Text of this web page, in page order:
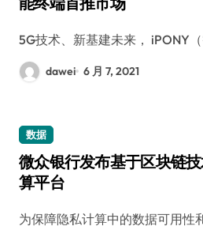
5G技术、新基建未来， iPONY
dawei 6 月 7, 2021
数据
微众银行发布基于区块链
算平台
为保障隐私计算中的数据可用